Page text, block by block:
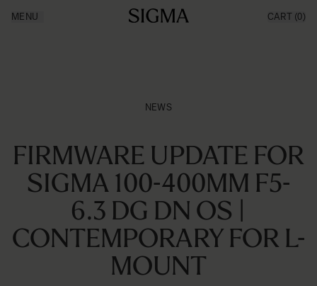
Products
MENU CART (0)
NEWS
FIRMWARE UPDATE FOR
SIGMA 100-400MM F5-
6.3 DG DN OS |
CONTEMPORARY FOR L-
MOUNT